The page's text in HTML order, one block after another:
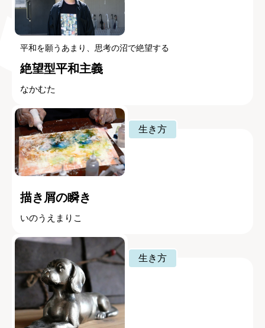
平和を願うあまり、思考の沼で絶望する
絶望型平和主義
なかむた
生き方
描き屑の瞬き
いのうえまりこ
生き方